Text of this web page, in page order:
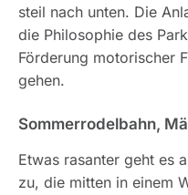
steil nach unten. Die
die Philosophie des
Förderung motorischer
gehen.
Sommerrodelbahn,
Etwas rasanter geht es
zu, die mitten in einem